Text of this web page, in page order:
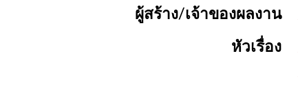
ผู้สร้าง/เจ้าของผลงาน
หัวเรื่อง